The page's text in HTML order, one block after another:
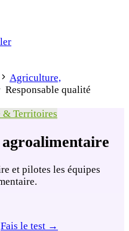
Agriculture,
Responsable qualité
& Territoires
agroalimentaire
et pilotes les équipes
Fais le test →